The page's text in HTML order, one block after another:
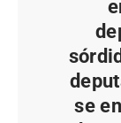
se